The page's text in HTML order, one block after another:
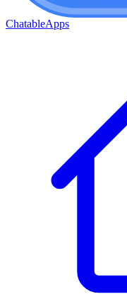
ChatableApps